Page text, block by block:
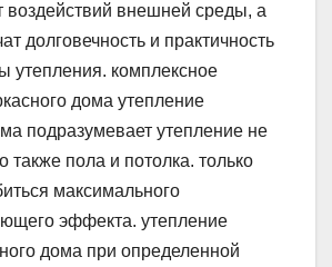
внешней среды, а
долговечность и практичность
утепления. комплексное
дома утепление
подразумевает утепление не
также пола и потолка. только
максимального
эффекта. утепление
дома при определенной